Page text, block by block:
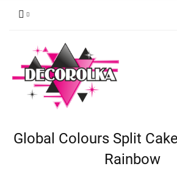
Global Colours Split
Rainbow